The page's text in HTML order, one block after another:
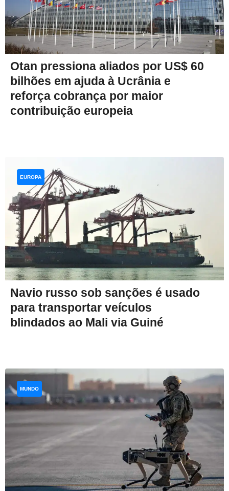
Otan pressiona aliados por US$ 60
bilhões em ajuda à Ucrânia e
reforça cobrança por maior
contribuição europeia
Navio russo sob sanções é usado
para transportar veículos
blindados ao Mali via Guiné
EUROPA
MUNDO